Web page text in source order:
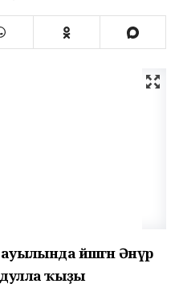
йәшәгән Әнүәр
ҡыҙы